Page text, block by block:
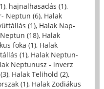
, hajnalhasadás (1),
Neptun (6), Halak
(1), Halak Nap-
(18), Halak
foka (1), Halak
(1), Halak Neptun-
Neptunusz - inverz
, Halak Telihold (2),
(1), Halak Zodiákus